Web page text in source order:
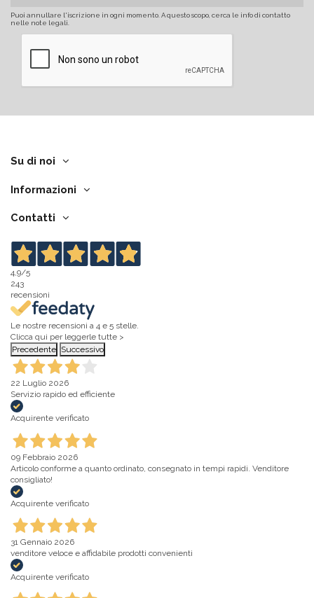
Puoi annullare l'iscrizione in ogni momento. A questo scopo, cerca le info di contatto
nelle note legali.
Su di noi
Informazioni
Contatti
4,9/5
243
recensioni
Le nostre recensioni a 4 e 5 stelle.
Clicca qui per leggerle tutte >
Precedente Successivo
22 Luglio 2026
Servizio rapido ed efficiente
Acquirente verificato
09 Febbraio 2026
Articolo conforme a quanto ordinato, consegnato in tempi rapidi. Venditore
consigliato!
Acquirente verificato
31 Gennaio 2026
venditore veloce e affidabile prodotti convenienti
Acquirente verificato